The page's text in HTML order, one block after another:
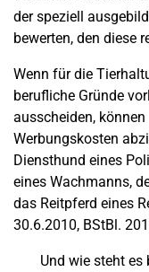
der speziell
bewerten, den diese
Wenn für die
berufliche Gründe
ausscheiden,
Werbungskosten
Diensthund eines
eines Wachmanns,
das Reitpferd eines
30.6.2010, BStBl.
Und wie steht es